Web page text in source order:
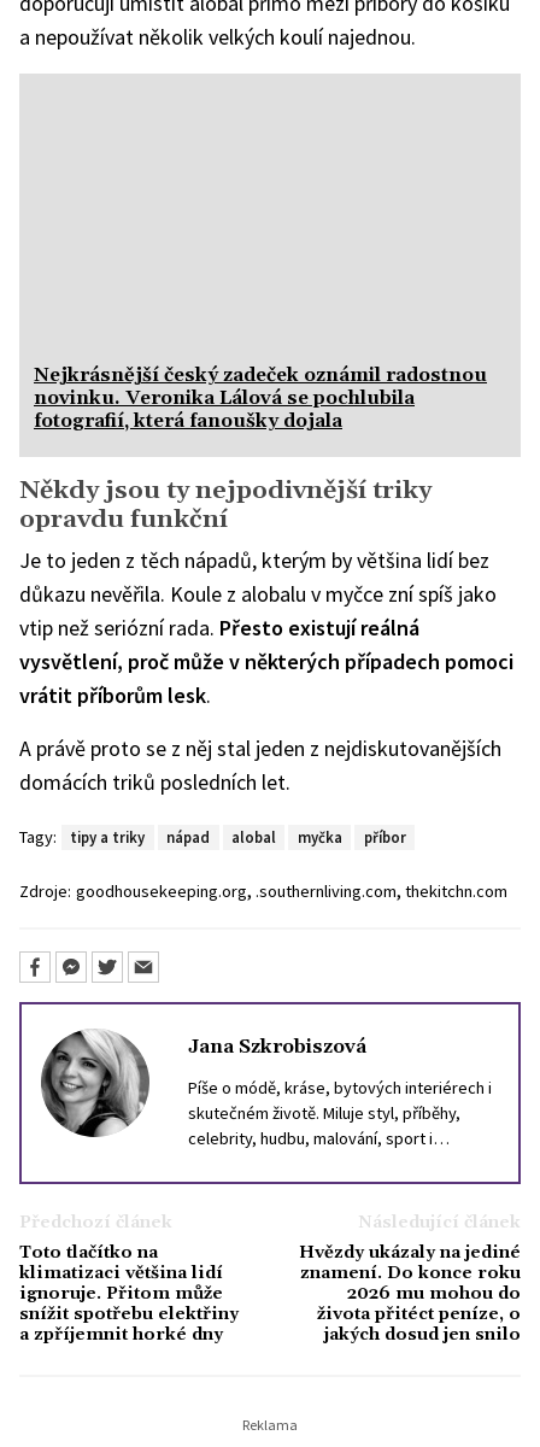
a nepoužívat několik velkých koulí najednou.
Nejkrásnější český zadeček oznámil radostnou
novinku. Veronika Lálová se pochlubila
fotografií, která fanoušky dojala
Někdy jsou ty nejpodivnější triky
opravdu funkční
Je to jeden z těch nápadů, kterým by většina lidí bez
důkazu nevěřila. Koule z alobalu v myčce zní spíš jako
vtip než seriózní rada. Přesto existují reálná
vysvětlení, proč může v některých případech pomoci
vrátit příborům lesk.
A právě proto se z něj stal jeden z nejdiskutovanějších
domácích triků posledních let.
Tagy: tipy a triky nápad alobal myčka příbor
Zdroje: goodhousekeeping.org, .southernliving.com, thekitchn.com
Jana Szkrobiszová
Píše o módě, kráse, bytových interiérech i
skutečném životě. Miluje styl, příběhy,
celebrity, hudbu, malování, sport i
lidech kolem sebe. Věří, že dobrý text
může být stejně silný jako dobrý parfém,
který ve vás zanechá stopu.
Předchozí článek
Toto tlačítko na
klimatizaci většina lidí
ignoruje. Přitom může
snížit spotřebu elektřiny
a zpříjemnit horké dny
Následující článek
Hvězdy ukázaly na jediné
znamení. Do konce roku
2026 mu mohou do
života přitéct peníze, o
jakých dosud jen snilo